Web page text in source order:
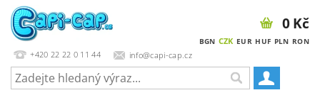
+420 22 22 0 11 44 info@capi-cap.cz
BGN CZK EUR HUF PLN RON
0 Kč